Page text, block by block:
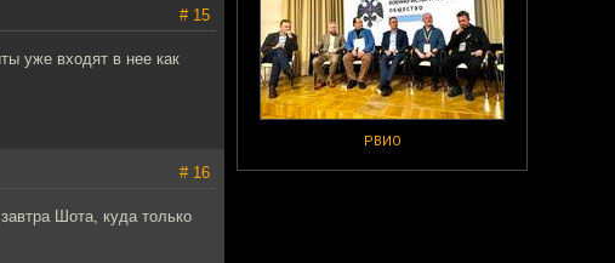
РВИО
# 15
уже входят в нее как
# 16
Шота, куда только